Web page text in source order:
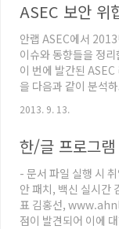
다. 한글 EPS 취약점
적으로 해당 메모리
라는 API를 사용한다
VirutalProtect API
안랩 ASEC에서
이슈와 동향들을 정
이 번에 발간된
을 다음과 같이 분석
악성 메일PayPal 피
한글 악성코드 발견
스템을 악용하는 악
드 유포 2) 모바일 악
드로이드 인증서 우
2013. 9. 13.
한/글 프로그
- 문서 파일 실행 시
안 패치, 백신 실시간
표 김홍선,
점이 발견되어 이에